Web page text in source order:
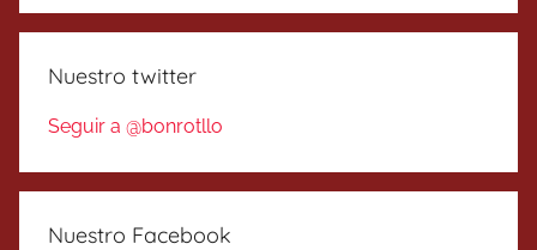
Nuestro twitter
Seguir a @bonrotllo
Nuestro Facebook